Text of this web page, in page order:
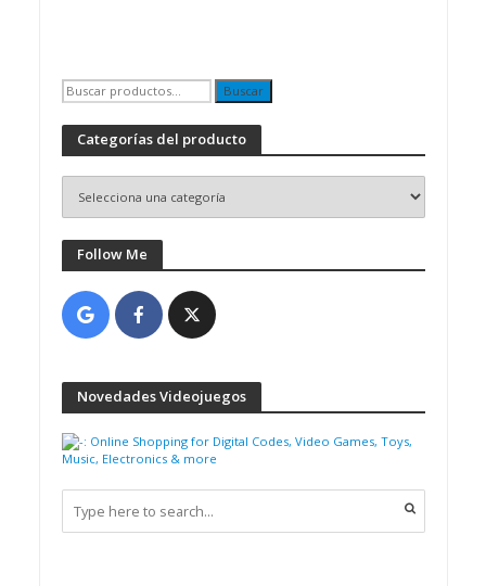
Buscar
por:
Buscar
Categorías del producto
Follow Me
Novedades Videojuegos